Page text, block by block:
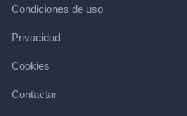
Condiciones de uso
Privacidad
Cookies
Contactar